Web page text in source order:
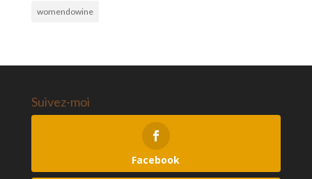
womendowine
Suivez-moi
Facebook